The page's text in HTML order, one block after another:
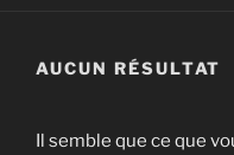
AUCUN RÉSULTAT
Il semble que ce que